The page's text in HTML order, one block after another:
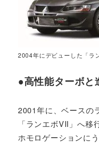
2004年にデビューした「ラ
●高性能ターボと
2001年に、ベースの
「ランエボVII」へ
ホモロゲーションに